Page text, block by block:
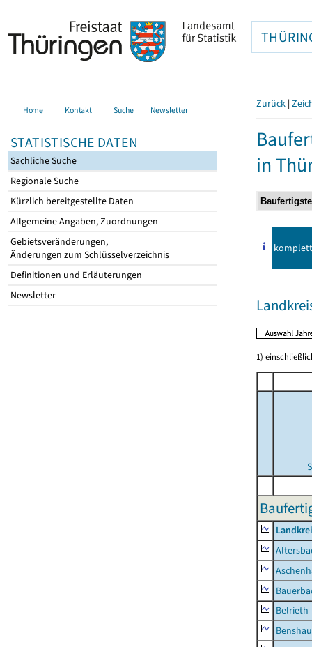
Home Kontakt Suche Newsletter
STATISTISCHE DATEN
Sachliche Suche
Regionale Suche
Kürzlich bereitgestellte Daten
Allgemeine Angaben, Zuordnungen
Gebietsveränderungen,
Änderungen zum Schlüsselverzeichnis
Definitionen und Erläuterungen
Newsletter
Zurück |
in
komplett
1)
Belrieth